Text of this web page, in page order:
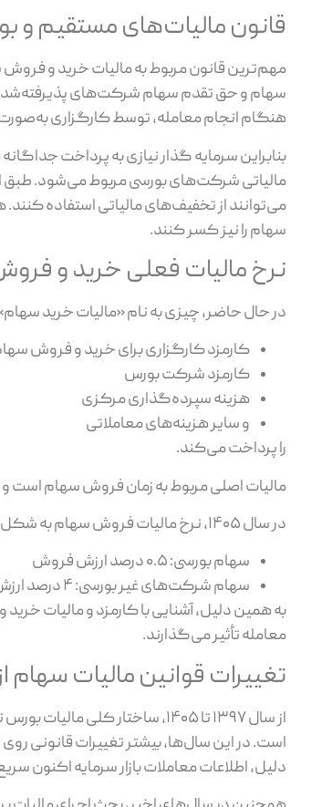
قانون مالیات‌های مستقیم و
هنگام انجام معامله، توسط کارگزاری
مالیاتی شرکت‌های بورسی مربوط می‌شود. طبق
می‌توانند از تخفیف‌های مالیاتی استفاده
سهام را نیز کسر کنند.
نرخ مالیات فعلی خرید و
در حال حاضر، چیزی به نام «مالیات خرید
کارمزد کارگزاری برای خرید و فروش
کارمزد شرکت بورس
هزینه سپرده‌گذاری مرکزی
و سایر هزینه‌های معاملاتی
را پرداخت می‌کند.
مالیات اصلی مربوط به زمان فروش سهام
در سال ۱۴۰۵، نرخ مالیات فروش سهام به شکل زیر است:
سهام بورسی: ۰.۵ درصد ارزش فروش
سهام شرکت‌های غیر بورسی: ۴ درصد ارزش اسمی معامله
به همین دلیل، آشنایی با کارمزد و مالیات
معامله تأثیر می‌گذارند.
تغییرات قوانین مالیات سهام از سال
است. در این سال‌ها، بیشتر تغییرات قانونی
دلیل، اطلاعات معاملات بازار سرمایه اکنون